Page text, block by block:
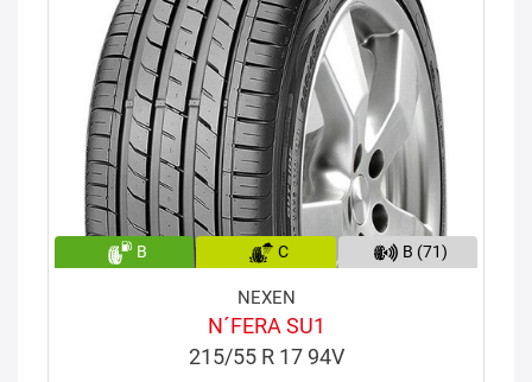
B C B (71)
NEXEN
N´FERA SU1
215/55 R 17 94V